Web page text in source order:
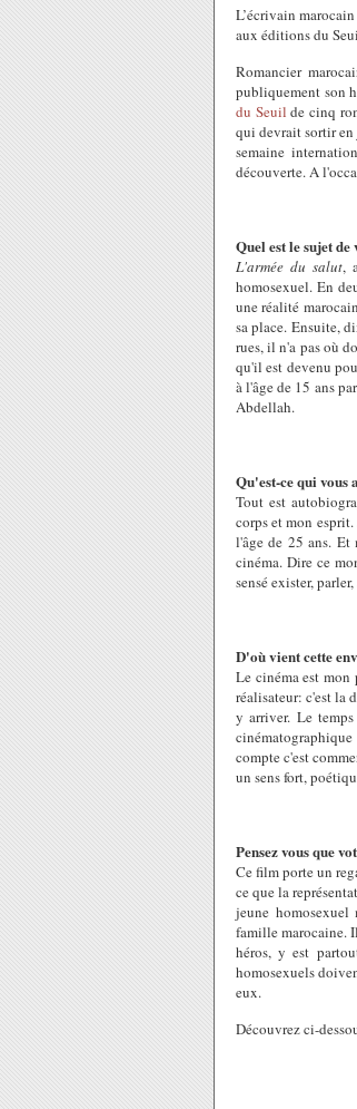
L’écrivain
aux éditions du
Romancier
publiquement son
du Seuil de cinq
qui devrait sortir en
semaine
découverte. A
Quel est le sujet
L'armée du salut,
homosexuel. En
une réalité
sa place. Ensuite,
rues, il n'a pas où
qu'il est devenu
à l'âge de 15 ans
Abdellah.
Qu'est-ce qui vous
Tout est
corps et mon
l'âge de 25 ans. Et
cinéma. Dire ce
sensé exister,
D'où vient cette
Le cinéma est
réalisateur: c'est la
y arriver. Le
compte c'est
un sens fort,
Pensez vous que
Ce film porte un
ce que la
jeune
famille marocaine.
héros, y est
homosexuels
eux.
Découvrez ci-